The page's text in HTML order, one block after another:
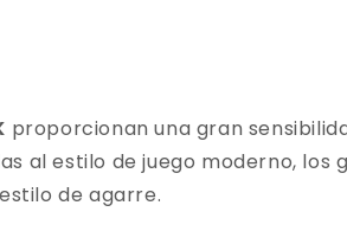
proporcionan una gran
al estilo de juego moderno, los
de agarre.